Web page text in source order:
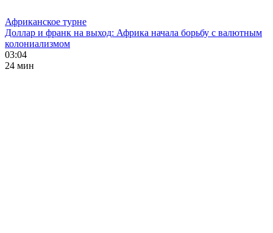
Африканское турне
Доллар и франк на выход: Африка начала борьбу с валютным
колониализмом
03:04
24 мин